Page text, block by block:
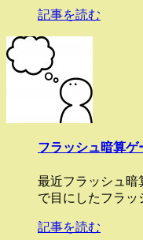
記事を読む
フラッシュ暗算
最近フラッシュ暗
で目にしたフラッ
記事を読む